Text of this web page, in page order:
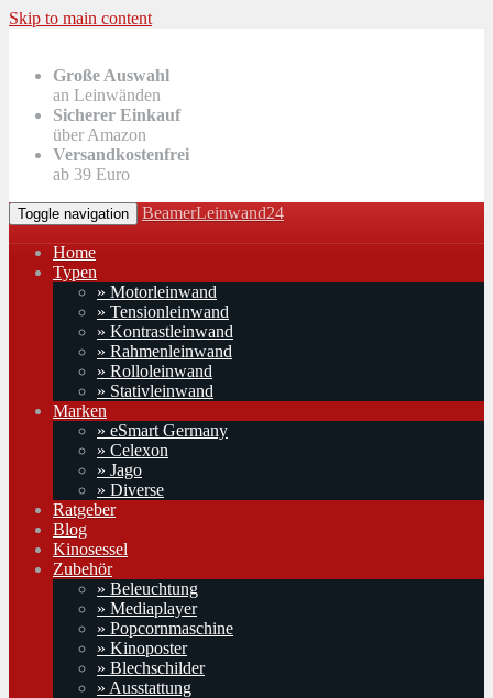
Skip to main content
Große Auswahl
an Leinwänden
Sicherer Einkauf
über Amazon
Versandkostenfrei
ab 39 Euro
Toggle navigation BeamerLeinwand24
Home
Typen
» Motorleinwand
» Tensionleinwand
» Kontrastleinwand
» Rahmenleinwand
» Rolloleinwand
» Stativleinwand
Marken
» eSmart Germany
» Celexon
» Jago
» Diverse
Ratgeber
Blog
Kinosessel
Zubehör
» Beleuchtung
» Mediaplayer
» Popcornmaschine
» Kinoposter
» Blechschilder
» Ausstattung